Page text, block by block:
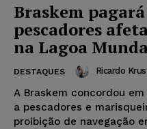
Braskem
pescadores
na Lagoa
DESTAQUES Ricardo
A Braskem concordou
a pescadores e
proibição de navegação